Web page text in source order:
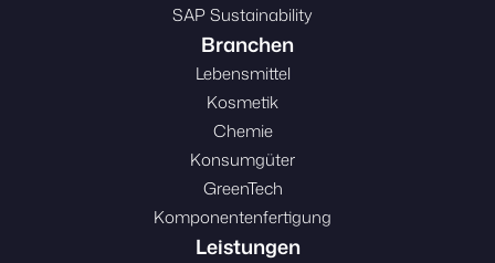
SAP Sustainability
Branchen
Lebensmittel
Kosmetik
Chemie
Konsumgüter
GreenTech
Komponentenfertigung
Leistungen